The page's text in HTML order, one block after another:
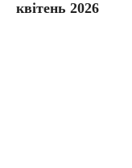
квітень 2026